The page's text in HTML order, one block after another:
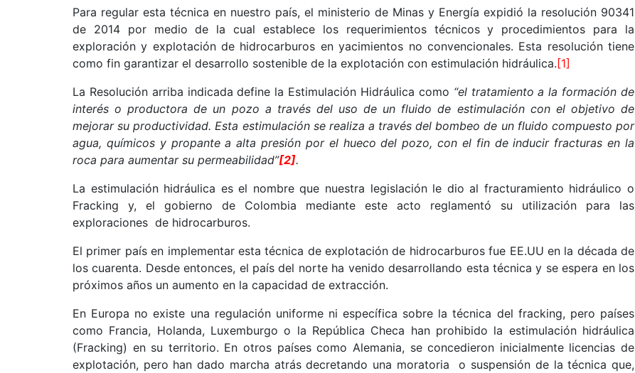
Para regular esta técnica en nuestro país, el ministerio de Minas y Energía expidió la resolución 90341
de 2014 por medio de la cual establece los requerimientos técnicos y procedimientos para la
exploración y explotación de hidrocarburos en yacimientos no convencionales. Esta resolución tiene
como fin garantizar el desarrollo sostenible de la explotación con estimulación hidráulica.[1]
La Resolución arriba indicada define la Estimulación Hidráulica como “el tratamiento a la formación de
interés o productora de un pozo a través del uso de un fluido de estimulación con el objetivo de
mejorar su productividad. Esta estimulación se realiza a través del bombeo de un fluido compuesto por
agua, químicos y propante a alta presión por el hueco del pozo, con el fin de inducir fracturas en la
roca para aumentar su permeabilidad”[2].
La estimulación hidráulica es el nombre que nuestra legislación le dio al fracturamiento hidráulico o
Fracking y, el gobierno de Colombia mediante este acto reglamentó su utilización para las
exploraciones de hidrocarburos.
El primer país en implementar esta técnica de explotación de hidrocarburos fue EE.UU en la década de
los cuarenta. Desde entonces, el país del norte ha venido desarrollando esta técnica y se espera en los
próximos años un aumento en la capacidad de extracción.
En Europa no existe una regulación uniforme ni específica sobre la técnica del fracking, pero países
como Francia, Holanda, Luxemburgo o la República Checa han prohibido la estimulación hidráulica
(Fracking) en su territorio. En otros países como Alemania, se concedieron inicialmente licencias de
explotación, pero han dado marcha atrás decretando una moratoria o suspensión de la técnica que,